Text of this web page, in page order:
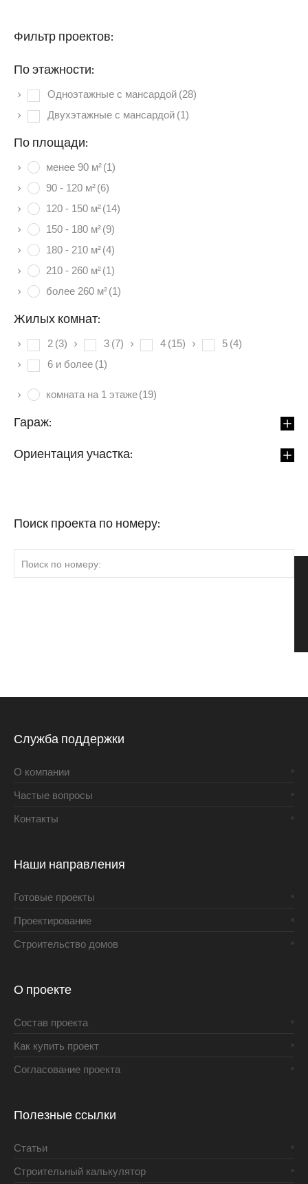
Фильтр проектов:
По этажности:
Одноэтажные с мансардой (28)
Двухэтажные с мансардой (1)
По площади:
менее 90 м²(1)
90 - 120 м²(6)
120 - 150 м²(14)
150 - 180 м²(9)
180 - 210 м²(4)
210 - 260 м²(1)
более 260 м²(1)
Жилых комнат:
2 (3) 3 (7) 4 (15) 5 (4)
6 и более (1)
комната на 1 этаже(19)
Гараж:
Ориентация участка:
Поиск проекта по номеру:
Служба поддержки
О компании
Частые вопросы
Контакты
Наши направления
Готовые проекты
Проектирование
Строительство домов
О проекте
Состав проекта
Как купить проект
Согласование проекта
Полезные ссылки
Статьи
Строительный калькулятор